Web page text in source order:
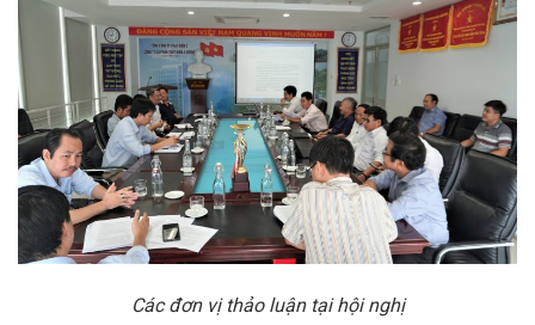
Các đơn vị thảo luận tại hội nghị